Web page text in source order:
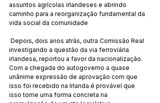
assuntos agrícolas irlandeses e abrindo
caminho para a reorganização fundamental da
vida social da comunidade
investigando a questão da via ferroviária
irlandesa, reportou a favor da nacionalização.
Com a chegada do autogoverno a quase
unânime expressão de aprovação com que
isso foi recebido na Irlanda é provável que
isso tome uma forma concreta na